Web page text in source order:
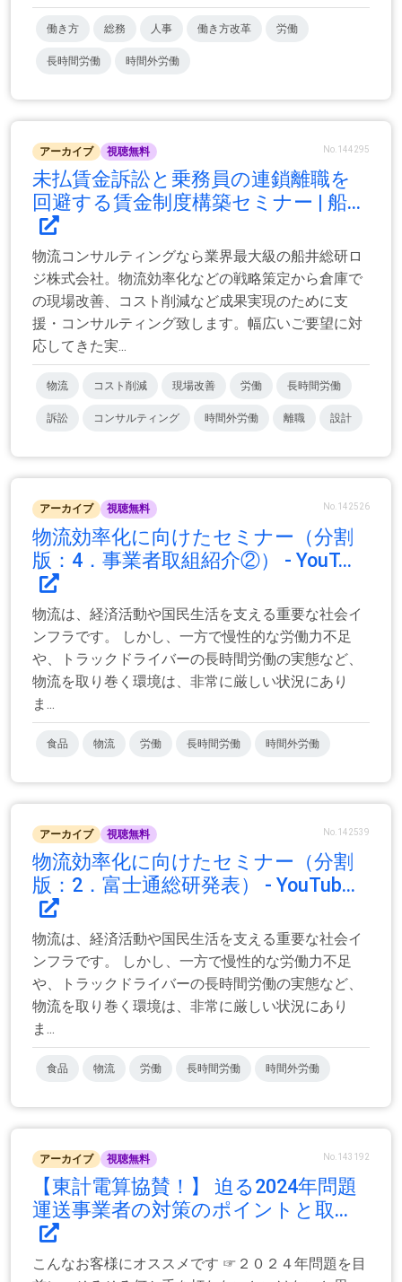
働き方 総務 人事 働き方改革 労働
長時間労働 時間外労働
アーカイブ 視聴無料 No.144295
未払賃金訴訟と乗務員の連鎖離職を
回避する賃金制度構築セミナー | 船...
物流コンサルティングなら業界最大級の船井総研ロ
ジ株式会社。物流効率化などの戦略策定から倉庫で
の現場改善、コスト削減など成果実現のために支
援・コンサルティング致します。幅広いご要望に対
応してきた実...
物流 コスト削減 現場改善 労働 長時間労働
訴訟 コンサルティング 時間外労働 離職 設計
アーカイブ 視聴無料 No.142526
物流効率化に向けたセミナー（分割
版：4．事業者取組紹介②） - YouT...
物流は、経済活動や国民生活を支える重要な社会イ
ンフラです。 しかし、一方で慢性的な労働力不足
や、トラックドライバーの長時間労働の実態など、
物流を取り巻く環境は、非常に厳しい状況にあり
ま...
食品 物流 労働 長時間労働 時間外労働
アーカイブ 視聴無料 No.142539
物流効率化に向けたセミナー（分割
版：2．富士通総研発表） - YouTub...
物流は、経済活動や国民生活を支える重要な社会イ
ンフラです。 しかし、一方で慢性的な労働力不足
や、トラックドライバーの長時間労働の実態など、
物流を取り巻く環境は、非常に厳しい状況にあり
ま...
食品 物流 労働 長時間労働 時間外労働
アーカイブ 視聴無料 No.143192
【東計電算協賛！】 迫る2024年問題
運送事業者の対策のポイントと取...
こんなお客様にオススメです ☞２０２４年問題を目